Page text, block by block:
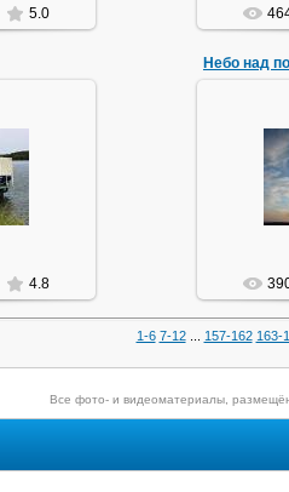
5.0
на этом,
пляжу
4.8
Небо над
1-6 7-12 157-162 163-
Все фото- и видеоматериалы,